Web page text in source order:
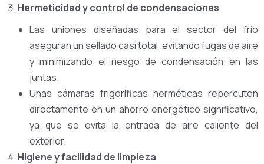
Hermeticidad y control de condensaciones
Las uniones diseñadas para el sector del frío
aseguran un sellado casi total, evitando fugas de aire
y minimizando el riesgo de condensación en las
juntas.
Unas cámaras frigoríficas herméticas repercuten
directamente en un ahorro energético significativo,
ya que se evita la entrada de aire caliente del
exterior.
Higiene y facilidad de limpieza